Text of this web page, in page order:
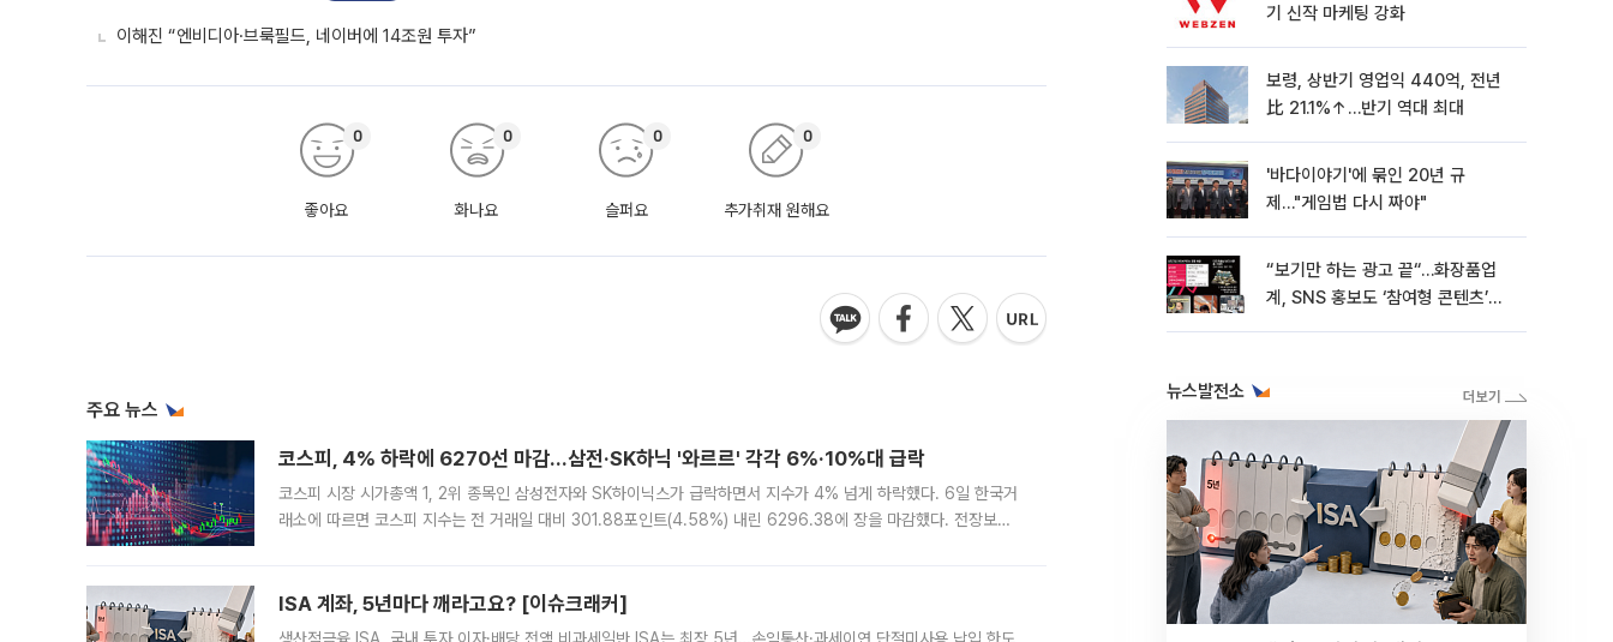
이해진 “엔비디아·브룩필드, 네이버에 14조원 투자”
좋아요
0
화나요
0
슬퍼요
0
추가취재 원해요
0
주요 뉴스
코스피, 4% 하락에 6270선 마감…삼전·SK하닉 '와르르' 각각 6%·10%대 급락
코스피 시장 시가총액 1, 2위 종목인 삼성전자와 SK하이닉스가 급락하면서 지수가 4% 넘게 하락했다. 6일 한국거
래소에 따르면 코스피 지수는 전 거래일 대비 301.88포인트(4.58%) 내린 6296.38에 장을 마감했다. 전장보다
ISA 계좌, 5년마다 깨라고요? [이슈크래커]
기 신작 마케팅 강화
보령, 상반기 영업익 440억, 전년
比 21.1%↑…반기 역대 최대
'바다이야기'에 묶인 20년 규
제…"게임법 다시 짜야"
“보기만 하는 광고 끝“…화장품업
계, SNS 홍보도 ‘참여형 콘텐츠’로
뉴스발전소